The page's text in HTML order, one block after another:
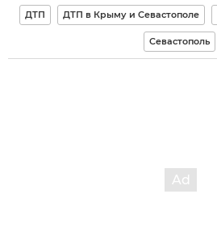
ДТП ДТП в Крыму и Севастополе
Севастополь